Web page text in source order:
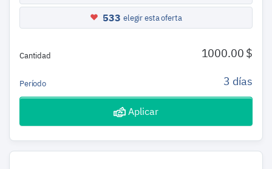
533 elegir esta oferta
Cantidad 1000.00 $
Período 3 días
Aplicar